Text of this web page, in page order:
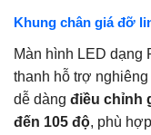
Khung chân giá đỡ
Màn hình LED dạng
thanh hỗ trợ
dễ dàng điều chỉnh
đến 105 độ, phù